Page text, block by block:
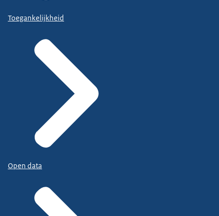
Toegankelijkheid
Open data